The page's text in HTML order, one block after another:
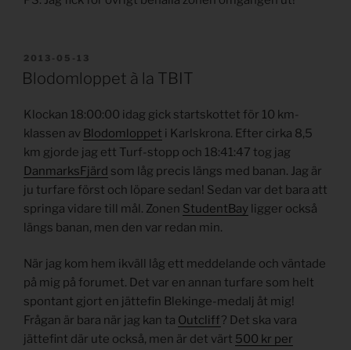
PUBLICERAT
2013-05-13
Blodomloppet à la TBIT
Klockan 18:00:00 idag gick startskottet för 10 km-
klassen av Blodomloppet i Karlskrona. Efter cirka 8,5
km gjorde jag ett Turf-stopp och 18:41:47 tog jag
DanmarksFjärd som låg precis längs med banan. Jag är
ju turfare först och löpare sedan! Sedan var det bara att
springa vidare till mål. Zonen StudentBay ligger också
längs banan, men den var redan min.
När jag kom hem ikväll låg ett meddelande och väntade
på mig på forumet. Det var en annan turfare som helt
spontant gjort en jättefin Blekinge-medalj åt mig!
Frågan är bara när jag kan ta Outcliff? Det ska vara
jättefint där ute också, men är det värt 500 kr per